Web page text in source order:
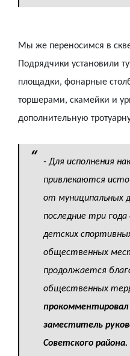
Мы же переносимся в
Подрядчики установили
площадки, фонарные
торшерами, скамейки и
дополнительную
- Для исполнения
привлекаются
от муниципальных
последние три
детских
общественных
продолжается
общественных
прокомментировал
заместитель
Советского района.